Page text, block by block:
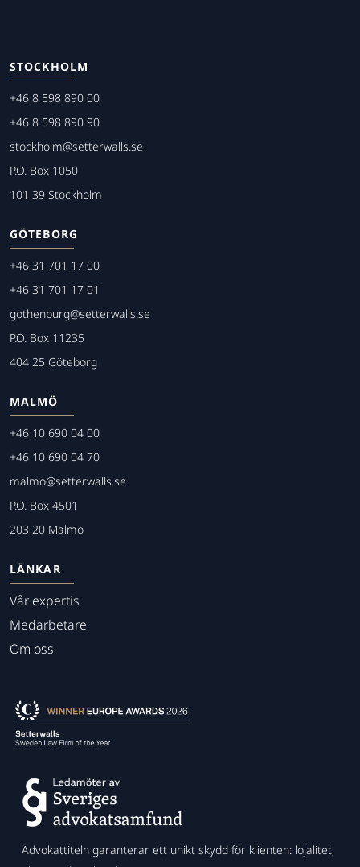
STOCKHOLM
+46 8 598 890 00
+46 8 598 890 90
stockholm@setterwalls.se
P.O. Box 1050
101 39 Stockholm
GÖTEBORG
+46 31 701 17 00
+46 31 701 17 01
gothenburg@setterwalls.se
P.O. Box 11235
404 25 Göteborg
MALMÖ
+46 10 690 04 00
+46 10 690 04 70
malmo@setterwalls.se
P.O. Box 4501
203 20 Malmö
LÄNKAR
Vår expertis
Medarbetare
Om oss
Advokattiteln garanterar ett unikt skydd för klienten: lojalitet,